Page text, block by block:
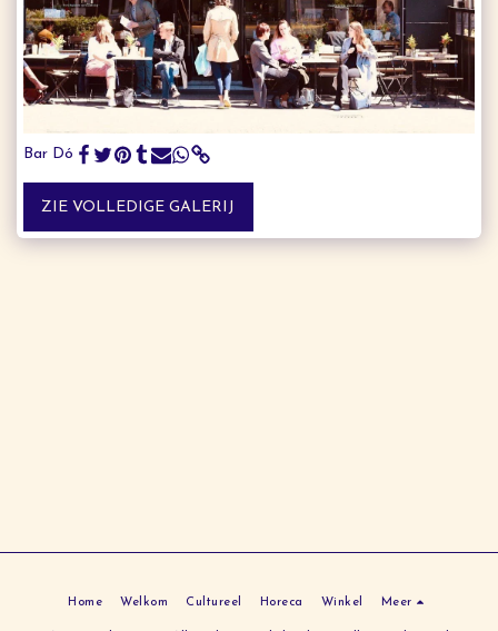
Bar Dó
ZIE VOLLEDIGE GALERIJ
Home Welkom Cultureel Horeca Winkel Meer